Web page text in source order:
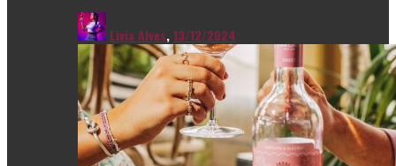
Livia Alves,13/12/2024